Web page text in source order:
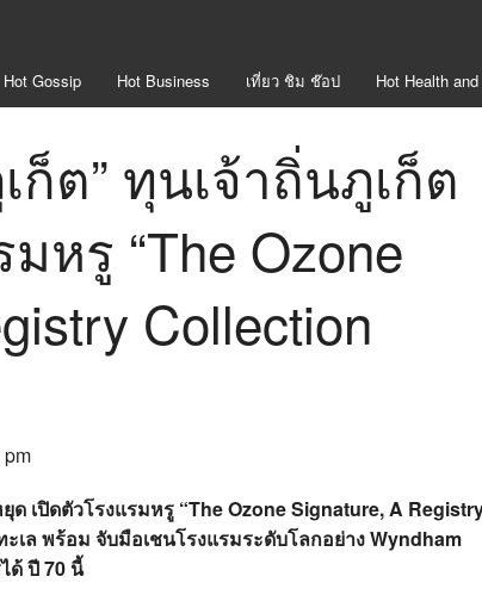
Hot Gossip Hot Business เที่ยว ชิม ช๊อป Hot Health
ก็ต” ทุนเจ้าถิ่นภูเก็ต
หรู “The Ozone
Collection
ด เปิดตัวโรงแรมหรู “The Ozone Signature, A
เล พร้อม จับมือเชนโรงแรมระดับโลกอย่าง Wyndham
ด้ ปี 70 นี้